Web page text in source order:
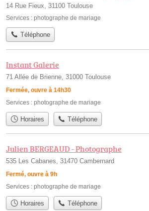
14 Rue Fieux, 31100 Toulouse
Services : photographe de mariage
Téléphone
Instant Galerie
71 Allée de Brienne, 31000 Toulouse
Fermée, ouvre à 14h30
Services : photographe de mariage
Horaires Téléphone
Julien BERGEAUD - Photographe
535 Les Cabanes, 31470 Cambernard
Fermé, ouvre à 9h
Services : photographe de mariage
Horaires Téléphone